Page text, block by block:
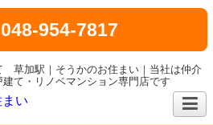
954-7817
加駅｜そうかのお住まい｜当社は仲介
て・リノベマンション専門店です